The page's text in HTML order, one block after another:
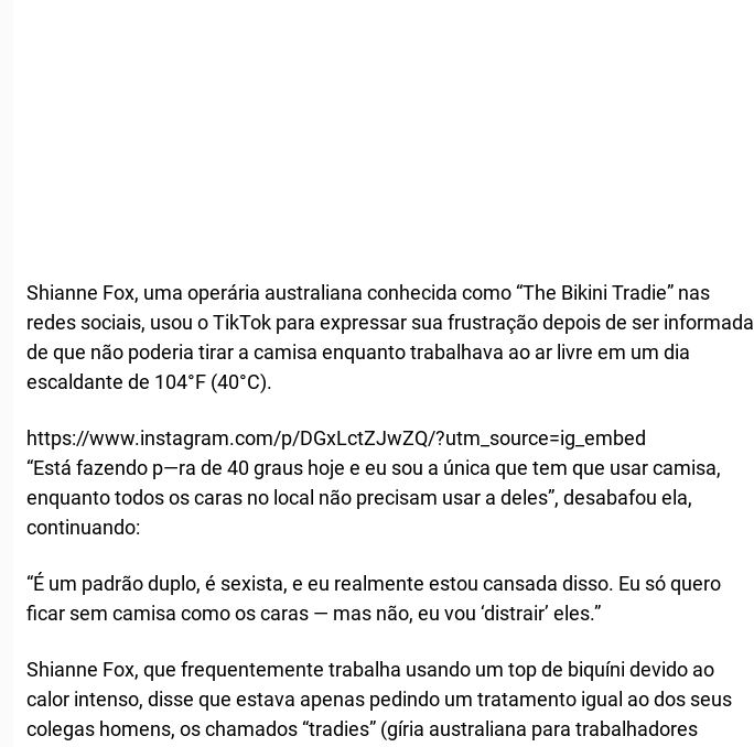
Shianne Fox, uma operária australiana conhecida como “The Bikini Tradie” nas
redes sociais, usou o TikTok para expressar sua frustração depois de ser informada
de que não poderia tirar a camisa enquanto trabalhava ao ar livre em um dia
escaldante de 104°F (40°C).
https://www.instagram.com/p/DGxLctZJwZQ/?utm_source=ig_embed
“Está fazendo p—ra de 40 graus hoje e eu sou a única que tem que usar camisa,
enquanto todos os caras no local não precisam usar a deles”, desabafou ela,
continuando:
“É um padrão duplo, é sexista, e eu realmente estou cansada disso. Eu só quero
ficar sem camisa como os caras — mas não, eu vou ‘distrair’ eles.”
Shianne Fox, que frequentemente trabalha usando um top de biquíni devido ao
calor intenso, disse que estava apenas pedindo um tratamento igual ao dos seus
colegas homens, os chamados “tradies” (gíria australiana para trabalhadores